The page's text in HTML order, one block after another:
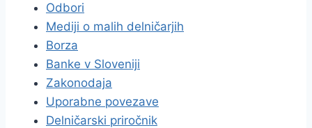
Odbori
Mediji o malih delničarjih
Borza
Banke v Sloveniji
Zakonodaja
Uporabne povezave
Delničarski priročnik